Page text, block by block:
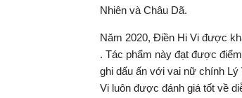
Nhiên và Châu Dã.
Năm 2020, Điền Hi Vi được
. Tác phẩm này đạt được
ghi dấu ấn với vai nữ chính Lý
Vi luôn được đánh giá tốt về